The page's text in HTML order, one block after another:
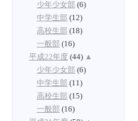
少年少女部 (6)
中学生部 (12)
高校生部 (18)
一般部 (16)
平成22年度 (44) ▲
少年少女部 (6)
中学生部 (11)
高校生部 (15)
一般部 (16)